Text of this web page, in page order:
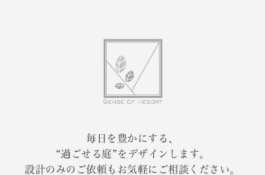
毎日を豊かにする、
“過ごせる庭”をデザインします。
設計のみのご依頼もお気軽にご相談ください。